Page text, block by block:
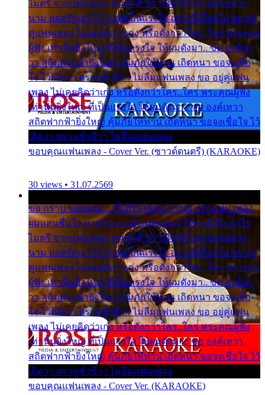
ไมตรี จากแฟนเพลง ทุกทุกที่ ปราณีหลั่งไหล ผมขอฝาก
นาม ยอดรักเอาไว้ โปรดเป็นแรงใจ อย่างนี้เรื่อยไป ขอ อยู่
คู่แฟนเพลง ไม่เคยคิดว่าเก่ง หรือดังกว่าใคร..ใคร พระคุณ
ผู้ฟัง เท่านั้นยิ่งใหญ่ ที่เป็นแรงใจ ให้ผมดังมา.. ขอ องค์เท
วา สถิตฟากฟ้ายิ่งใหญ่ คุ้มภัยให้ท่าน เถิดหนา ขอจงเชื่อ
ใจ ไว้เถิดว่า ตราบชั่วชีวา ไม่ลืมแฟนเพลง ขอ อยู่คู่แฟน
เพลง ไม่เคยคิดว่าเก่ง หรือดังกว่าใคร..ใคร พระคุณผู้ฟัง
เท่านั้นยิ่งใหญ่ ที่เป็นแรงใจ ให้ผมดังมา.. ขอ องค์เทวา
สถิตฟากฟ้ายิ่งใหญ่ คุ้มภัยให้ท่าน เถิดหนา ขอจงเชื่อใจ ไว้
เถิดว่า ตราบชั่วชีวา ไม่ลืมแฟนเพลง
ขอบคุณแฟนเพลง - Cover Ver. (ซาวด์ดนตรี) (KARAOKE)
30 views • 31.07.2569
ขอ กราบ ขอบคุณ.... ที่ได้รับไออุ่น การุณ จากแฟน เพลง
ผมแสนชื่นใจ หายวังเวง เมื่อแฟนเพลง ให้กำลังใจ น้ำใจ
ไมตรี จากแฟนเพลง ทุกทุกที่ ปราณีหลั่งไหล ผมขอฝาก
นาม ยอดรักเอาไว้ โปรดเป็นแรงใจ อย่างนี้เรื่อยไป ขอ อยู่
คู่แฟนเพลง ไม่เคยคิดว่าเก่ง หรือดังกว่าใคร..ใคร พระคุณ
ผู้ฟัง เท่านั้นยิ่งใหญ่ ที่เป็นแรงใจ ให้ผมดังมา.. ขอ องค์เท
วา สถิตฟากฟ้ายิ่งใหญ่ คุ้มภัยให้ท่าน เถิดหนา ขอจงเชื่อ
ใจ ไว้เถิดว่า ตราบชั่วชีวา ไม่ลืมแฟนเพลง ขอ อยู่คู่แฟน
เพลง ไม่เคยคิดว่าเก่ง หรือดังกว่าใคร..ใคร พระคุณผู้ฟัง
เท่านั้นยิ่งใหญ่ ที่เป็นแรงใจ ให้ผมดังมา.. ขอ องค์เทวา
สถิตฟากฟ้ายิ่งใหญ่ คุ้มภัยให้ท่าน เถิดหนา ขอจงเชื่อใจ ไว้
เถิดว่า ตราบชั่วชีวา ไม่ลืมแฟนเพลง
ขอบคุณแฟนเพลง - Cover Ver. (KARAOKE)